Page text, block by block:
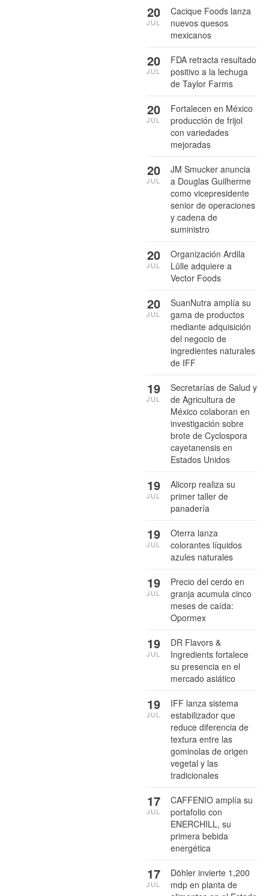
Cacique Foods lanza
nuevos quesos
mexicanos
20
JUL
FDA retracta resultado
positivo a la lechuga
de Taylor Farms
20
JUL
Fortalecen en México
producción de frijol
con variedades
mejoradas
20
JUL
JM Smucker anuncia
a Douglas Guilherme
como vicepresidente
senior de operaciones
y cadena de
suministro
20
JUL
Organización Ardila
Lülle adquiere a
Vector Foods
20
JUL
SuanNutra amplía su
gama de productos
mediante adquisición
del negocio de
ingredientes naturales
de IFF
20
JUL
Secretarías de Salud y
de Agricultura de
México colaboran en
investigación sobre
brote de Cyclospora
cayetanensis en
Estados Unidos
19
JUL
Alicorp realiza su
primer taller de
panadería
19
JUL
Oterra lanza
colorantes líquidos
azules naturales
19
JUL
Precio del cerdo en
granja acumula cinco
meses de caída:
Opormex
19
JUL
DR Flavors &
Ingredients fortalece
su presencia en el
mercado asiático
19
JUL
IFF lanza sistema
estabilizador que
reduce diferencia de
textura entre las
gominolas de origen
vegetal y las
tradicionales
19
JUL
CAFFENIO amplía su
portafolio con
ENERCHILL, su
primera bebida
energética
17
JUL
Döhler invierte 1,200
mdp en planta de
17
JUL